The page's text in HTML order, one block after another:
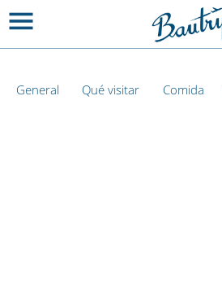
General Qué visitar Comida